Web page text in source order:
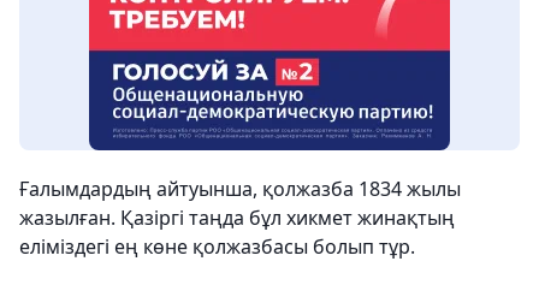
Ғалымдардың айтуынша, қолжазба 1834 жылы
жазылған. Қазіргі таңда бұл хикмет жинақтың
еліміздегі ең көне қолжазбасы болып тұр.